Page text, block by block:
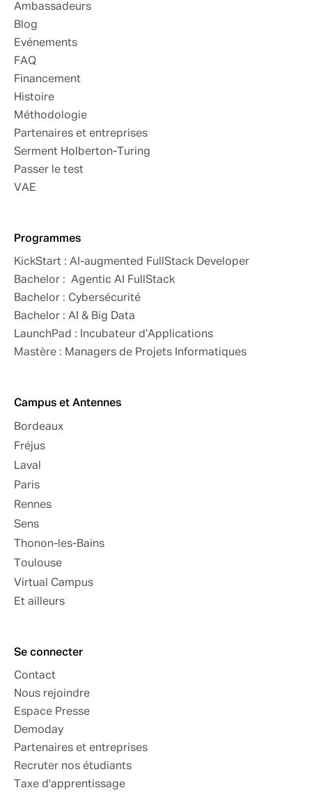
Ambassadeurs
Blog
Evénements
FAQ
Financement
Histoire
Méthodologie
Partenaires et entreprises
Serment Holberton-Turing
Passer le test
VAE
Programmes
KickStart : AI-augmented FullStack Developer
Bachelor : Agentic AI FullStack
Bachelor : Cybersécurité
Bachelor : AI & Big Data
LaunchPad : Incubateur d’Applications
Mastère : Managers de Projets Informatiques
Campus et Antennes
Bordeaux
Fréjus
Laval
Paris
Rennes
Sens
Thonon-les-Bains
Toulouse
Virtual Campus
Et ailleurs
Se connecter
Contact
Nous rejoindre
Espace Presse
Demoday
Partenaires et entreprises
Recruter nos étudiants
Taxe d'apprentissage